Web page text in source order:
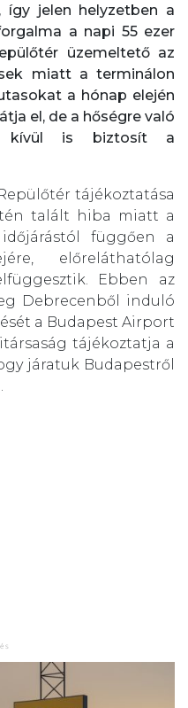
így jelen helyzetben a
a napi 55 ezer
üzemeltető az
miatt a terminálon
a hónap elején
el, de a hőségre való
kívül is biztosít a
tájékoztatása
talált hiba miatt a
függően a
előreláthatólag
Ebben az
Debrecenből induló
a Budapest Airport
tájékoztatja a
járatuk Budapestről